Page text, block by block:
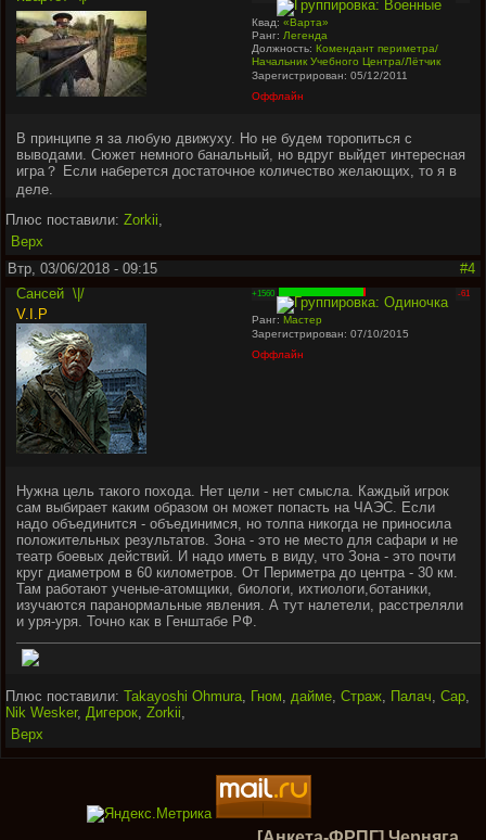
Квад:«Варта»
Ранг:Легенда
Должность:Комендант периметра/
Начальник Учебного Центра/Лётчик
Зарегистрирован: 05/12/2011
Оффлайн
В принципе я за любую движуху. Но не будем торопиться с
выводами. Сюжет немного банальный, но вдруг выйдет интересная
игра？ Если наберется достаточное количество желающих, то я в
деле.
Плюс поставили: Zorkii
Верх
Втр, 03/06/2018 - 09:15
#4
Сансей \|/
V.I.P
+1560 -61
Ранг:Мастер
Зарегистрирован: 07/10/2015
Оффлайн
Нужна цель такого похода. Нет цели - нет смысла. Каждый игрок
сам выбирает каким образом он может попасть на ЧАЭС. Если
надо объединится - объединимся, но толпа никогда не приносила
положительных результатов. Зона - это не место для сафари и не
театр боевых действий. И надо иметь в виду, что Зона - это почти
круг диаметром в 60 километров. От Периметра до центра - 30 км.
Там работают ученые-атомщики, биологи, ихтиологи,ботаники,
изучаются паранормальные явления. А тут налетели, расстреляли
и уря-уря. Точно как в Генштабе РФ.
Плюс поставили: Takayoshi Ohmura, Гном, дайме, Страж, Палач, Cap,
Nik Wesker, Дигерок, Zorkii,
Верх